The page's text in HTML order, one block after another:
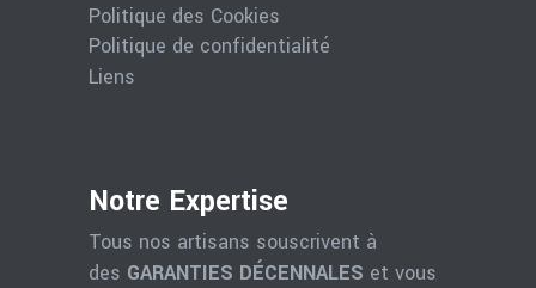
Politique des Cookies
Politique de confidentialité
Liens
Notre Expertise
Tous nos artisans souscrivent à
des GARANTIES DÉCENNALES et vous